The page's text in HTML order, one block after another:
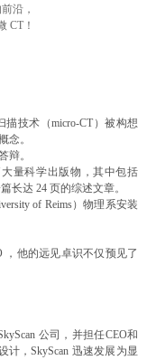
沿，
CT！
描技术（micro-CT）被构想
念。
辩。
量科学出版物，其中包括
长达 24 页的综述文章。
of Reims）物理系安装
，他的远见卓识不仅预见了
公司，并担任CEO和
计，SkyScan 迅速发展为显